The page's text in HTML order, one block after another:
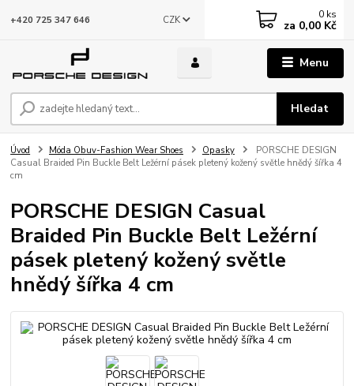
Menu
CZK
Hledat
+420 725 347 646 0 ks
za 0,00 Kč
Úvod Móda Obuv-Fashion Wear Shoes Opasky
PORSCHE DESIGN
Casual Braided Pin Buckle Belt Ležérní pásek pletený kožený světle hnědý šířka 4
cm
PORSCHE DESIGN Casual
Braided Pin Buckle Belt Ležérní
pásek pletený kožený světle
hnědý šířka 4 cm